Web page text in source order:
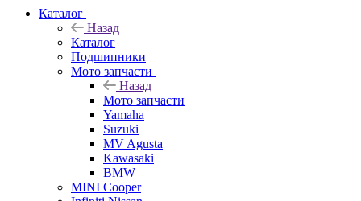
Каталог
Назад
Каталог
Подшипники
Мото запчасти
Назад
Мото запчасти
Yamaha
Suzuki
MV Agusta
Kawasaki
BMW
MINI Cooper